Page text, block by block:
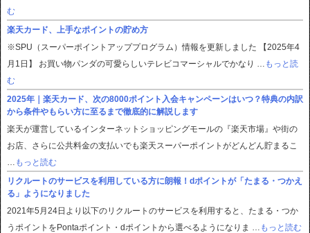
む
楽天カード、上手なポイントの貯め方
※SPU（スーパーポイントアッププログラム）情報を更新しました 【2025年4
月1日】 お買い物パンダの可愛らしいテレビコマーシャルでかなり …
もっと読
む
2025年｜楽天カード、次の8000ポイント入会キャンペーンはいつ？特典の内訳
から条件やもらい方に至るまで徹底的に解説します
楽天が運営しているインターネットショッピングモールの『楽天市場』や街の
お店、さらに公共料金の支払いでも楽天スーパーポイントがどんどん貯まるこ
もっと読む
リクルートのサービスを利用している方に朗報！dポイントが「たまる・つかえ
る」ようになりました
2021年5月24日より以下のリクルートのサービスを利用すると、たまる・つか
うポイントをPontaポイント・dポイントから選べるようになりま …
もっと読む